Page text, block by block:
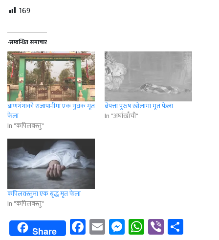
169
-सम्बन्धित समाचार
बाणगंगाको राजापानीमा एक युवक मृत
फेला
In "कपिलबस्तु"
बेपत्ता पुरुष खोलामा मृत फेला
In "अर्घाखाँची"
कपिलवस्तुमा एक बृद्ध मृत फेला
In "कपिलबस्तु"
Share Facebook
EmailMessenger
WhatsApp
Viber